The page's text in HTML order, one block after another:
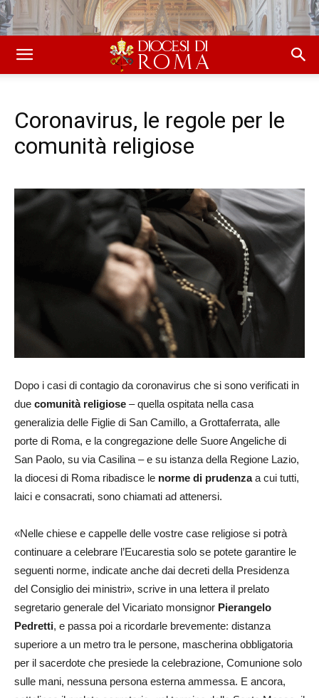
Coronavirus, le regole per le
comunità religiose
Dopo i casi di contagio da coronavirus che si sono verificati in
due comunità religiose – quella ospitata nella casa
generalizia delle Figlie di San Camillo, a Grottaferrata, alle
porte di Roma, e la congregazione delle Suore Angeliche di
San Paolo, su via Casilina – e su istanza della Regione Lazio,
la diocesi di Roma ribadisce le norme di prudenzaa cui tutti,
laici e consacrati, sono chiamati ad attenersi.
«Nelle chiese e cappelle delle vostre case religiose si potrà
continuare a celebrare l’Eucarestia solo se potete garantire le
seguenti norme, indicate anche dai decreti della Presidenza
del Consiglio dei ministri», scrive in una lettera il prelato
segretario generale del Vicariato monsignor Pierangelo
Pedretti, e passa poi a ricordarle brevemente: distanza
superiore a un metro tra le persone, mascherina obbligatoria
per il sacerdote che presiede la celebrazione, Comunione solo
sulle mani, nessuna persona esterna ammessa. E ancora,